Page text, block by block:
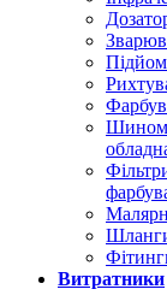
Витратники